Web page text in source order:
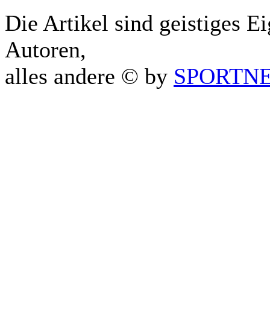
Die Artikel sind geistiges
Autoren,
alles andere © by